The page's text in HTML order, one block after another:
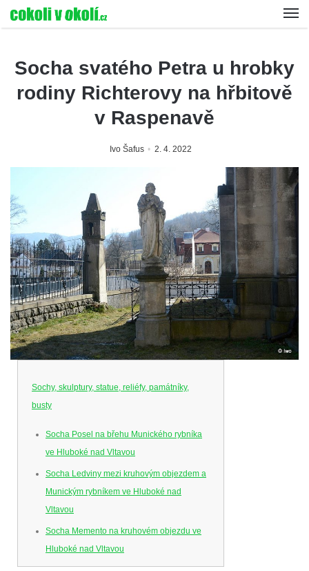
Socha svatého Petra u hrobky
rodiny Richterovy na hřbitově
v Raspenavě
Ivo Šafus 2. 4. 2022
Sochy, skulptury, statue, reliéfy, památníky,
busty
Socha Posel na břehu Munického rybníka
ve Hluboké nad Vltavou
Socha Ledviny mezi kruhovým objezdem a
Munickým rybníkem ve Hluboké nad
Vltavou
Socha Memento na kruhovém objezdu ve
Hluboké nad Vltavou